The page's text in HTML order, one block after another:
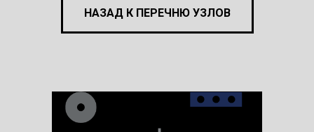
НАЗАД К ПЕРЕЧНЮ УЗЛОВ